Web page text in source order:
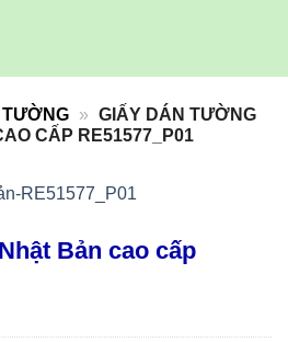
» GIẤY DÁN TƯỜNG
CẤP RE51577_P01
Bản cao cấp